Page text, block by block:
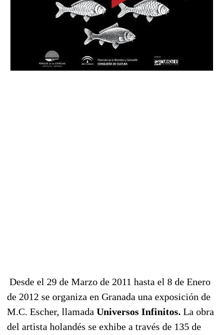
Desde el 29 de Marzo de 2011 hasta el 8 de Enero
de 2012 se organiza en Granada una exposición de
M.C. Escher, llamada Universos Infinitos. La obra
del artista holandés se exhibe a través de 135 de